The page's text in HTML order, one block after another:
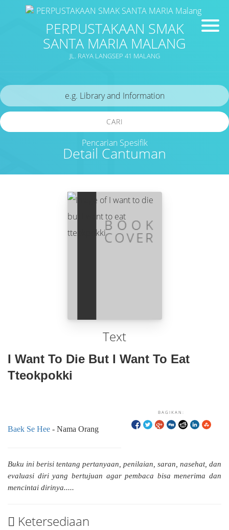
PERPUSTAKAAN SMAK
SANTA MARIA MALANG
JL. RAYA LANGSEP 41 MALANG
Detail Cantuman
CARI
Pencarian Spesifik
Text
I Want To Die But I Want To Eat
Tteokpokki
BAGIKAN:
Baek Se Hee - Nama Orang
Buku ini berisi tentang pertanyaan, penilaian, saran, nasehat, dan
evaluasi diri yang bertujuan agar pembaca bisa menerima dan
mencintai dirinya.....
Ketersediaan